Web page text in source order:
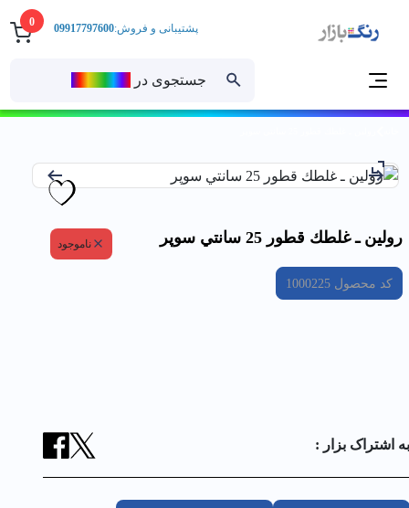
0
جستجوی در
پشتیبانی و فروش:09917797600
رولين ـ غلطك قطور 25 سانتي سوپر ناموجود
کد محصول1000225
به اشتراک بزار :